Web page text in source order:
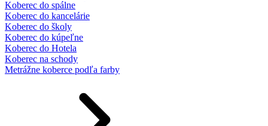
Koberec do spálne
Koberec do kancelárie
Koberec do školy
Koberec do kúpeľne
Koberec do Hotela
Koberec na schody
Metrážne koberce podľa farby